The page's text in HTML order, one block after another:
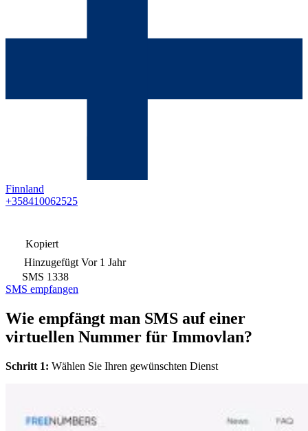
Finnland
+358410062525
Kopiert
Hinzugefügt Vor 1 Jahr
SMS 1338
SMS empfangen
Wie empfängt man SMS auf einer
virtuellen Nummer für Immovlan?
Schritt 1: Wählen Sie Ihren gewünschten Dienst